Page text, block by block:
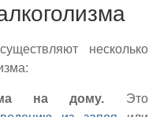
несколько
на дому. Это